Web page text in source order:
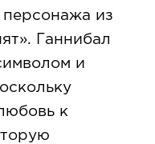
из
Ганнибал
и
к